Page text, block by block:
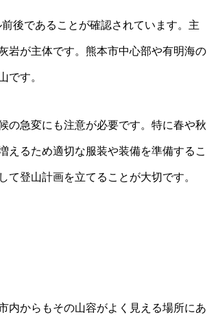
後であることが確認されています。主
岩が主体です。熊本市中心部や有明海の
です。
の急変にも注意が必要です。特に春や秋
えるため適切な服装や装備を準備するこ
登山計画を立てることが大切です。
内からもその山容がよく見える場所にあ